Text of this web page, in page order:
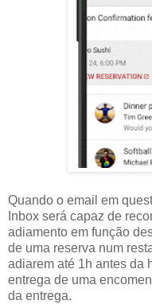
Quando o email em
Inbox será capaz de
adiamento em função
de uma reserva num
adiarem até 1h antes da
entrega de uma
da entrega.